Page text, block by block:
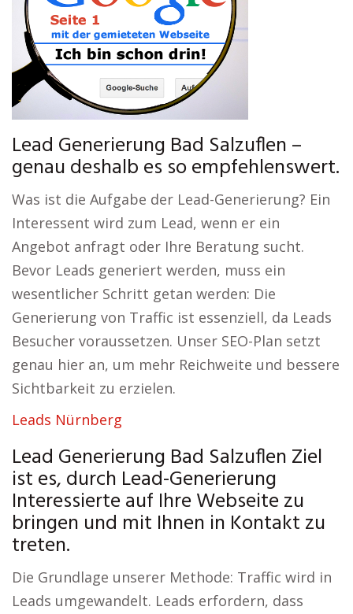
Lead Generierung Bad Salzuflen –
genau deshalb es so empfehlenswert.
Was ist die Aufgabe der Lead-Generierung? Ein
Interessent wird zum Lead, wenn er ein
Angebot anfragt oder Ihre Beratung sucht.
Bevor Leads generiert werden, muss ein
wesentlicher Schritt getan werden: Die
Generierung von Traffic ist essenziell, da Leads
Besucher voraussetzen. Unser SEO-Plan setzt
genau hier an, um mehr Reichweite und bessere
Sichtbarkeit zu erzielen.
Leads Nürnberg
Lead Generierung Bad Salzuflen Ziel
ist es, durch Lead-Generierung
Interessierte auf Ihre Webseite zu
bringen und mit Ihnen in Kontakt zu
treten.
Die Grundlage unserer Methode: Traffic wird in
Leads umgewandelt. Leads erfordern, dass